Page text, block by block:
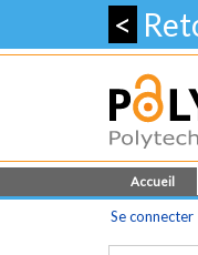
<
Accueil
Se connecter